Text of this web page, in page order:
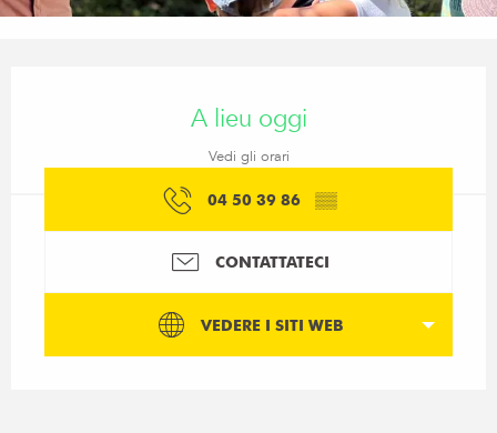
A lieu oggi
Vedi gli orari
04 50 39 86 ▒▒
CONTATTATECI
VEDERE I SITI WEB